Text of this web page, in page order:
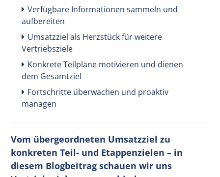
Verfügbare Informationen sammeln und
aufbereiten
Umsatzziel als Herzstück für weitere
Vertriebsziele
Konkrete Teilpläne motivieren und dienen
dem Gesamtziel
Fortschritte überwachen und proaktiv
managen
Vom übergeordneten Umsatzziel zu
konkreten Teil- und Etappenzielen – in
diesem Blogbeitrag schauen wir uns